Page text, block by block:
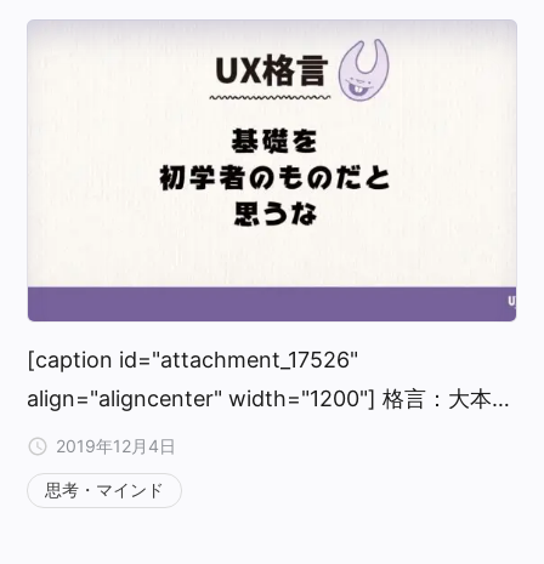
[caption id="attachment_17526"
align="aligncenter" width="1200"] 格言：大本…
2019年12月4日
思考・マインド